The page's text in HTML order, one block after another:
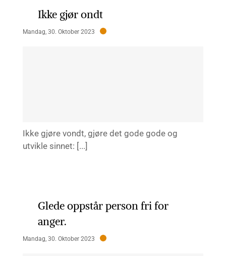
Ikke gjør ondt
Mandag, 30. Oktober 2023
Ikke gjøre vondt, gjøre det gode gode og
utvikle sinnet: [...]
Glede oppstår person fri for
anger.
Mandag, 30. Oktober 2023